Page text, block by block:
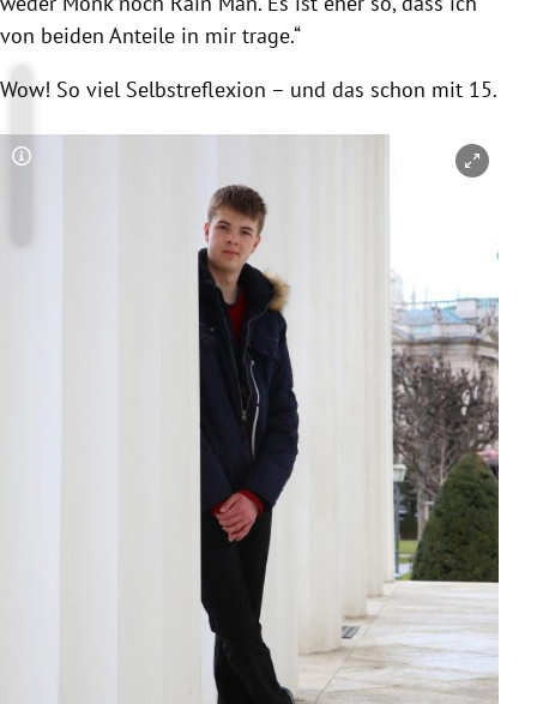
von beiden Anteile in mir trage.“
Wow! So viel Selbstreflexion – und das schon mit 15.
Copyright-Hinweis öffnen/schließen